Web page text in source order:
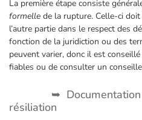
La première étape consiste
formelle de la rupture. Celle-ci
l’autre partie dans le respect des
fonction de la juridiction ou des
peuvent varier, donc il est
fiables ou de consulter un
résiliation